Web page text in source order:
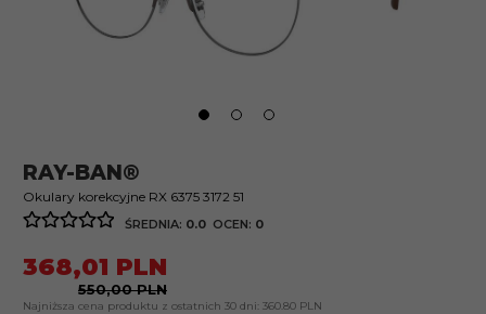
RAY-BAN®
Okulary korekcyjne RX 6375 3172 51
ŚREDNIA: 0.0 OCEN: 0
368,01 PLN
550,00 PLN
Najniższa cena produktu z ostatnich 30 dni: 360.80 PLN